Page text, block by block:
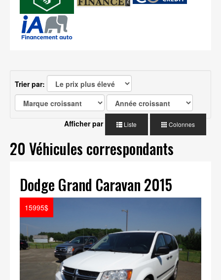
Trier par:
Afficher par Liste Colonnes
20 Véhicules correspondants
Dodge Grand Caravan 2015
15995$